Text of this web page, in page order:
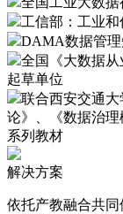
工信部：工业
DAMA数据管
全国《大数据
起草单位
联合西安交通
论》、《数据治理
系列教材
解决方案
依托产教融合共